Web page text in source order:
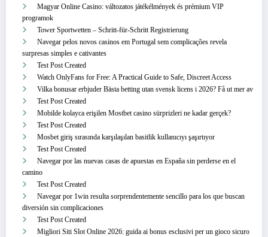
Magyar Online Casino: változatos játékélmények és prémium VIP
programok
Tower Sportwetten – Schritt‑für‑Schritt Registrierung
Navegar pelos novos casinos em Portugal sem complicações revela
surpresas simples e cativantes
Test Post Created
Watch OnlyFans for Free: A Practical Guide to Safe, Discreet Access
Vilka bonusar erbjuder Bästa betting utan svensk licens i 2026? Få ut mer av
Test Post Created
Mobilde kolayca erişilen Mostbet casino sürprizleri ne kadar gerçek?
Test Post Created
Mosbet giriş sırasında karşılaşılan basitlik kullanıcıyı şaşırtıyor
Test Post Created
Navegar por las nuevas casas de apuestas en España sin perderse en el
camino
Test Post Created
Navegar por 1win resulta sorprendentemente sencillo para los que buscan
diversión sin complicaciones
Test Post Created
Migliori Siti Slot Online 2026: guida ai bonus esclusivi per un gioco sicuro